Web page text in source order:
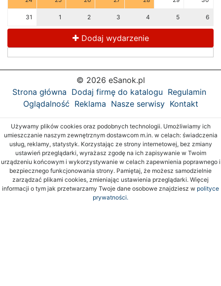
31 1 2 3 4 5 6
Dodaj wydarzenie
© 2026 eSanok.pl
Strona główna Dodaj firmę do katalogu Regulamin
Oglądalność Reklama Nasze serwisy Kontakt
Używamy plików cookies oraz podobnych technologii. Umożliwiamy ich
umieszczanie naszym zewnętrznym dostawcom m.in. w celach: świadczenia
usług, reklamy, statystyk. Korzystając ze strony internetowej, bez zmiany
ustawień przeglądarki, wyrażasz zgodę na ich zapisywanie w Twoim
urządzeniu końcowym i wykorzystywanie w celach zapewnienia poprawnego i
bezpiecznego funkcjonowania strony. Pamiętaj, że możesz samodzielnie
zarządzać plikami cookies, zmieniając ustawienia przeglądarki. Więcej
informacji o tym jak przetwarzamy Twoje dane osobowe znajdziesz w polityce
prywatności.